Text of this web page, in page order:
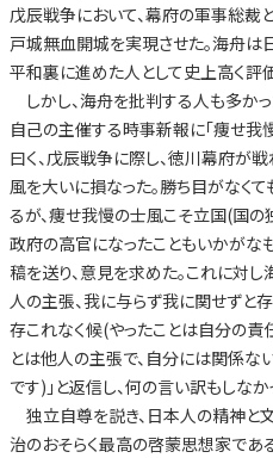
戊辰戦争において、幕府の軍事総裁
戸城無血開城を実現させた。海舟
平和裏に進めた人として史上高く評
しかし、海舟を批判する人も多か
自己の主催する時事新報に「痩せ我
曰く、戊辰戦争に際し、徳川幕府が
風を大いに損なった。勝ち目がなく
るが、痩せ我慢の士風こそ立国(国
政府の高官になったこともいかがな
稿を送り、意見を求めた。これに対
人の主張、我に与らず我に関せずと
存これなく候(やったことは自分の責
とは他人の主張で、自分には関係な
です)」と返信し、何の言い訳もしなか
独立自尊を説き、日本人の精神と
治のおそらく最高の啓蒙思想家であ